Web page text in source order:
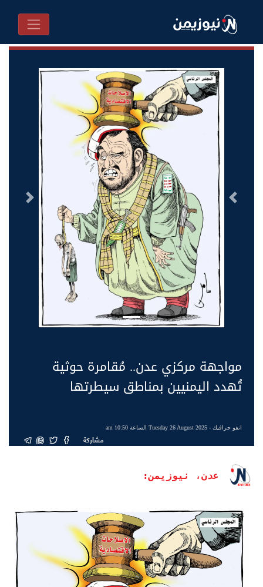
السابق التالى
مواجهة مركزي عدن.. مُقامرة حوثية
تُهدد اليمنيين بمناطق سيطرتها
انفو جرافيك- Tuesday 26 August 2025 الساعة 10:50 am
مشاركة
عدن، نيوزيمن: